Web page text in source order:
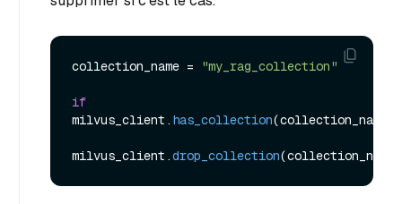
collection_name = "my_rag_collection"
if
milvus_client. has_collection(collection_name):
milvus_client.drop_collection